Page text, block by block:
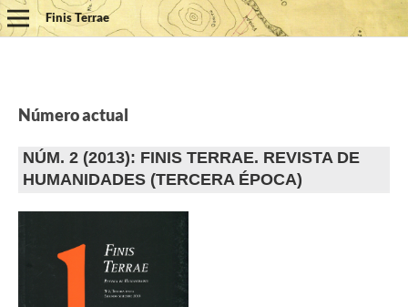
Finis Terrae
Número actual
NÚM. 2 (2013): FINIS TERRAE. REVISTA DE
HUMANIDADES (TERCERA ÉPOCA)